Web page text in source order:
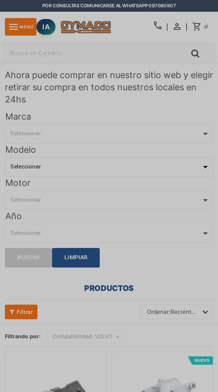
POR CONSULTAS COMUNICARSE AL WHATSAPP 097080907
call $0
menu MENÚ IA
Ahora puede comprar en nuestro sitio web y elegir
retirar su compra en todos nuestros locales en
24hs
Marca
Modelo
Motor
Año
BUSCAR LIMPIAR
PRODUCTOS
Recientes
Filtrando por: Compatibilidad: VOLVO
close